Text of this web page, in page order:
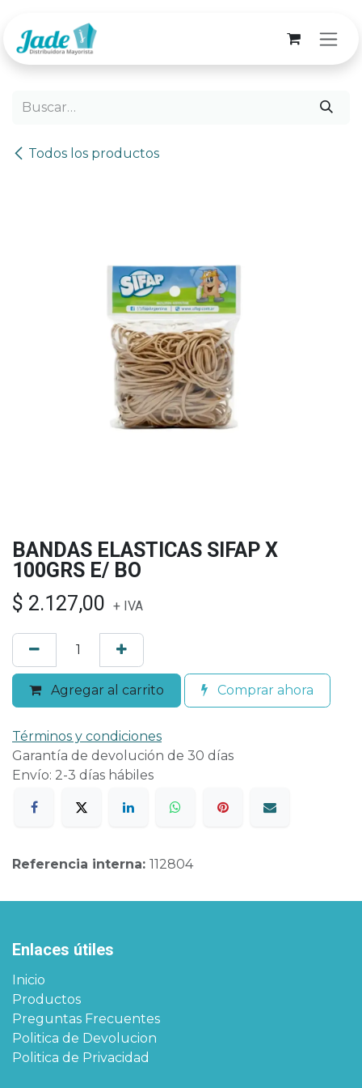
Todos los productos
BANDAS ELASTICAS SIFAP X
100GRS E/ BO
$ 2.127,00 + IVA
Agregar al carrito Comprar ahora
Términos y condiciones
Garantía de devolución de 30 días
Envío: 2-3 días hábiles
Referencia interna: 112804
Enlaces útiles
Inicio
Productos
Preguntas Frecuentes
Politica de Devolucion
Politica de Privacidad